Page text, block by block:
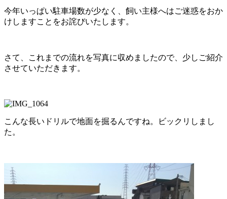
今年いっぱい駐車場数が少なく、飼い主様へはご迷惑をおか
けしますことをお詫びいたします。
さて、これまでの流れを写真に収めましたので、少しご紹介
させていただきます。
こんな長いドリルで地面を掘るんですね。ビックリしまし
た。